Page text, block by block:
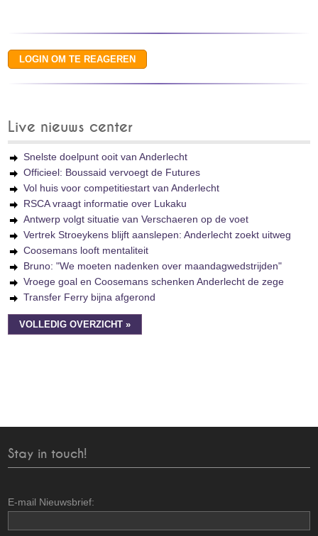
Live nieuws center
Snelste doelpunt ooit van Anderlecht
Officieel: Boussaid vervoegt de Futures
Vol huis voor competitiestart van Anderlecht
RSCA vraagt informatie over Lukaku
Antwerp volgt situatie van Verschaeren op de voet
Vertrek Stroeykens blijft aanslepen: Anderlecht zoekt uitweg
Coosemans looft mentaliteit
Bruno: "We moeten nadenken over maandagwedstrijden"
Vroege goal en Coosemans schenken Anderlecht de zege
Transfer Ferry bijna afgerond
VOLLEDIG OVERZICHT »
Stay in touch!
E-mail Nieuwsbrief: